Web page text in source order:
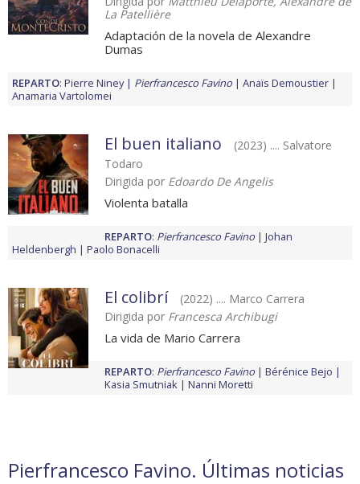
La Patellière
Adaptación de la novela de Alexandre
Dumas
REPARTO: Pierre Niney Pierfrancesco Favino
Anaïs Demoustier
Anamaria Vartolomei
El buen italiano
(2023) .... Salvatore
Todaro
Dirigida por Edoardo De Angelis
Violenta batalla
REPARTO: Pierfrancesco Favino
Johan
Heldenbergh
Paolo Bonacelli
El colibrí
(2022) .... Marco Carrera
Dirigida por Francesca Archibugi
La vida de Mario Carrera
REPARTO: Pierfrancesco Favino
Bérénice Bejo
Kasia Smutniak
Nanni Moretti
Pierfrancesco Favino. Últimas noticias